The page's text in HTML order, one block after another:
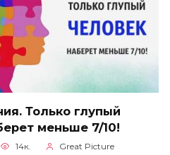
Только глупый
меньше 7/10!
14к. Great Picture